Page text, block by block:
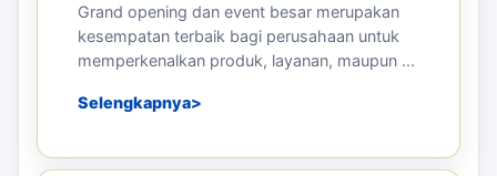
Grand opening dan event besar merupakan
kesempatan terbaik bagi perusahaan untuk
memperkenalkan produk, layanan, maupun ...
Selengkapnya